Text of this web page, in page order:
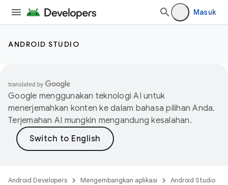
Masuk
ANDROID STUDIO
Google menggunakan teknologi AI untuk
menerjemahkan konten ke dalam bahasa pilihan Anda.
Terjemahan AI mungkin mengandung kesalahan.
Android Developers Mengembangkan aplikasi
Android Studio